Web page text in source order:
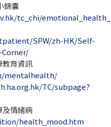
錦囊
tc_chi/
SPW/zh-HK/Self-
教育資訊
mentalhealth/
TC/subpage?
及情緒病
health_mood.htm